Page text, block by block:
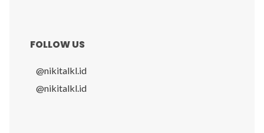
FOLLOW US
@nikitalkl.id
@nikitalkl.id